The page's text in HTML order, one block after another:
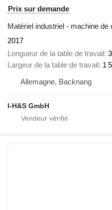
Prix sur demande
Matériel industriel - machine de
2017
Longueur de la table de travail
Largeur de la table de travail 1
Allemagne, Backnang
I-H&S GmbH